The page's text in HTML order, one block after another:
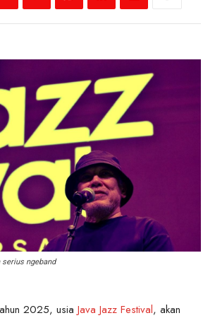
serius ngeband
2025, usia Java Jazz Festival, akan